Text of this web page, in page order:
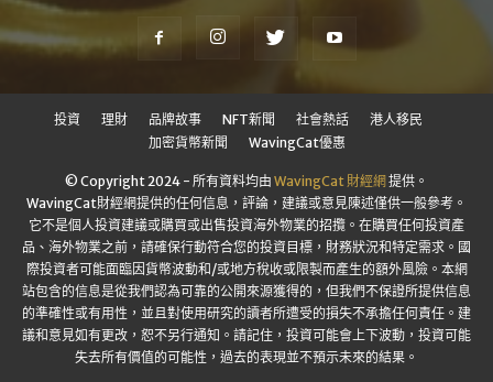
投資 理財 品牌故事 NFT新聞 社會熱話
港人移民
加密貨幣新聞
WavingCat優惠
© Copyright 2024 - 所有資料均由 WavingCat 財經網提供。
WavingCat財經網提供的任何信息，評論，建議或意見陳述僅供一般參考。
它不是個人投資建議或購買或出售投資海外物業的招攬。在購買任何投資產
品、海外物業之前，請確保行動符合您的投資目標，財務狀況和特定需求。國
際投資者可能面臨因貨幣波動和/或地方稅收或限製而產生的額外風險。本網
站包含的信息是從我們認為可靠的公開來源獲得的，但我們不保證所提供信息
的準確性或有用性，並且對使用研究的讀者所遭受的損失不承擔任何責任。建
議和意見如有更改，恕不另行通知。請記住，投資可能會上下波動，投資可能
失去所有價值的可能性，過去的表現並不預示未來的結果。